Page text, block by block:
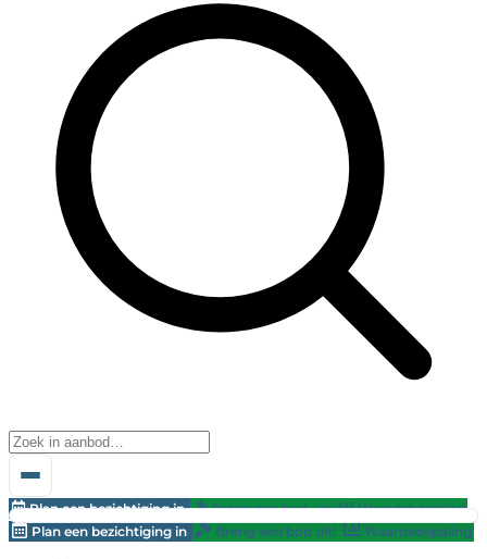
Plan een bezichtiging in Breng een bod uit!
Waardebepaling
Plan een bezichtiging in
Breng een bod uit! Waardebepaling